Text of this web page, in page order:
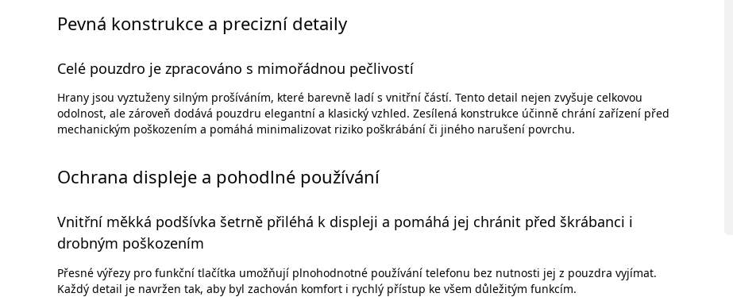
Pevná konstrukce a precizní detaily
Celé pouzdro je zpracováno s mimořádnou pečlivostí
Hrany jsou vyztuženy silným prošíváním, které barevně ladí s vnitřní částí. Tento detail nejen zvyšuje celkovou
odolnost, ale zároveň dodává pouzdru elegantní a klasický vzhled. Zesílená konstrukce účinně chrání zařízení před
mechanickým poškozením a pomáhá minimalizovat riziko poškrábání či jiného narušení povrchu.
Ochrana displeje a pohodlné používání
Vnitřní měkká podšívka šetrně přiléhá k displeji a pomáhá jej chránit před škrábanci i
drobným poškozením
Přesné výřezy pro funkční tlačítka umožňují plnohodnotné používání telefonu bez nutnosti jej z pouzdra vyjímat.
Každý detail je navržen tak, aby byl zachován komfort i rychlý přístup ke všem důležitým funkcím.